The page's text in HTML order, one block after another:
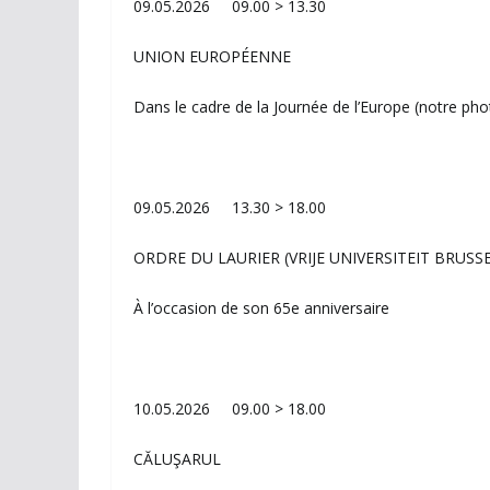
09.05.2026 09.00 > 13.30
UNION EUROPÉENNE
Dans le cadre de la Journée de l’Europe (notre
09.05.2026 13.30 > 18.00
ORDRE DU LAURIER (VRIJE UNIVERSITEIT
À l’occasion de son 65e anniversaire
10.05.2026 09.00 > 18.00
CĂLUŞARUL